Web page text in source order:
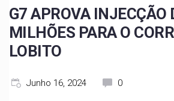
G7 APROVA INJECÇÃO
MILHÕES PARA O
LOBITO
Junho 16, 2024 0